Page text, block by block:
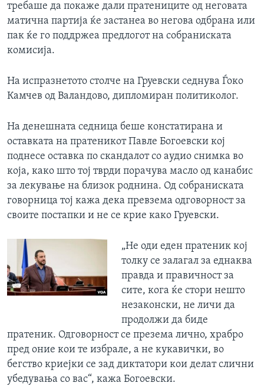
требаше да покаже дали пратениците од неговата
матична партија ќе застанеа во негова одбрана или
пак ќе го поддржеа предлогот на собраниската
комисија.
На испразнетото столче на Груевски седнува Ѓоко
Камчев од Валандово, дипломиран политиколог.
На денешната седница беше констатирана и
оставката на пратеникот Павле Богоевски кој
поднесе оставка по скандалот со аудио снимка во
која, како што тој тврди порачува масло од канабис
за лекување на близок роднина. Од собраниската
говорница тој кажа дека превзема одговорност за
своите постапки и не се крие како Груевски.
„Не оди еден пратеник кој
толку се залагал за еднаква
правда и правичност за
сите, кога ќе стори нешто
незаконски, не личи да
продолжи да биде
пратеник. Одговорност се презема лично, храбро
пред оние кои те избрале, а не кукавички, во
бегство криејки се зад диктатори кои делат слични
убедувања со вас“, кажа Богоевски.